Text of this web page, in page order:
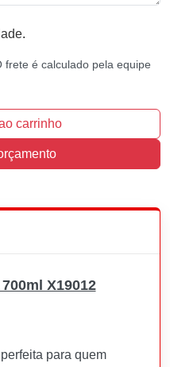
.
frete é calculado pela equipe
carrinho
X19012
para quem